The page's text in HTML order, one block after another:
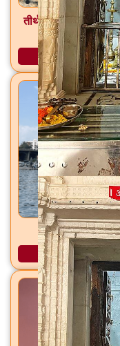
तीर्थ ब्रह्मगिरी जटा
पवित्र